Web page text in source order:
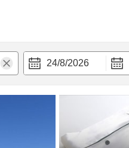
24/8/2026